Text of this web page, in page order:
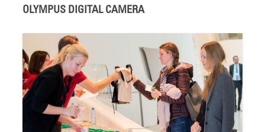
OLYMPUS DIGITAL CAMERA